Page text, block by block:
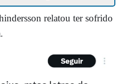
relatou ter sofrido